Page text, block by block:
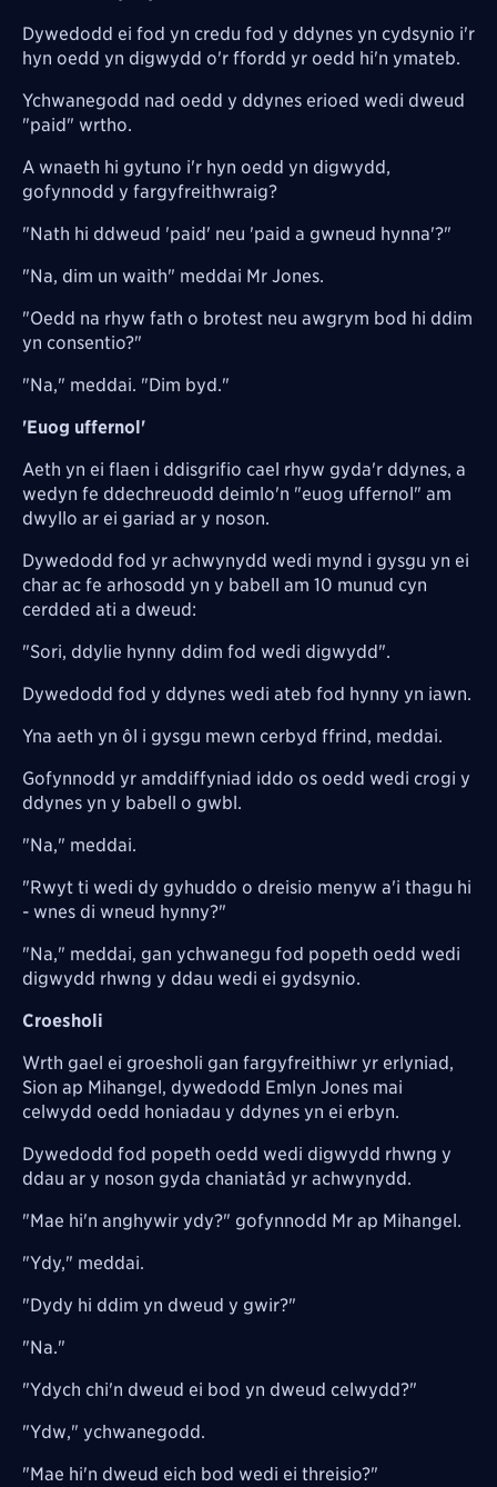
Dywedodd ei fod yn credu fod y ddynes yn cydsynio i'r
hyn oedd yn digwydd o'r ffordd yr oedd hi'n ymateb.
Ychwanegodd nad oedd y ddynes erioed wedi dweud
"paid" wrtho.
A wnaeth hi gytuno i'r hyn oedd yn digwydd,
gofynnodd y fargyfreithwraig?
"Nath hi ddweud 'paid' neu 'paid a gwneud hynna'?"
"Na, dim un waith" meddai Mr Jones.
"Oedd na rhyw fath o brotest neu awgrym bod hi ddim
yn consentio?"
"Na," meddai. "Dim byd."
'Euog uffernol'
Aeth yn ei flaen i ddisgrifio cael rhyw gyda'r ddynes, a
wedyn fe ddechreuodd deimlo'n "euog uffernol" am
dwyllo ar ei gariad ar y noson.
Dywedodd fod yr achwynydd wedi mynd i gysgu yn ei
char ac fe arhosodd yn y babell am 10 munud cyn
cerdded ati a dweud:
"Sori, ddylie hynny ddim fod wedi digwydd".
Dywedodd fod y ddynes wedi ateb fod hynny yn iawn.
Yna aeth yn ôl i gysgu mewn cerbyd ffrind, meddai.
Gofynnodd yr amddiffyniad iddo os oedd wedi crogi y
ddynes yn y babell o gwbl.
"Na," meddai.
"Rwyt ti wedi dy gyhuddo o dreisio menyw a'i thagu hi
- wnes di wneud hynny?"
"Na," meddai, gan ychwanegu fod popeth oedd wedi
digwydd rhwng y ddau wedi ei gydsynio.
Croesholi
Wrth gael ei groesholi gan fargyfreithiwr yr erlyniad,
Sion ap Mihangel, dywedodd Emlyn Jones mai
celwydd oedd honiadau y ddynes yn ei erbyn.
Dywedodd fod popeth oedd wedi digwydd rhwng y
ddau ar y noson gyda chaniatâd yr achwynydd.
"Mae hi'n anghywir ydy?" gofynnodd Mr ap Mihangel.
"Ydy," meddai.
"Dydy hi ddim yn dweud y gwir?"
"Na."
"Ydych chi'n dweud ei bod yn dweud celwydd?"
"Ydw," ychwanegodd.
"Mae hi'n dweud eich bod wedi ei threisio?"